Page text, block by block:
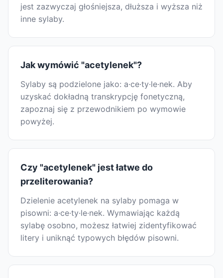
jest zazwyczaj głośniejsza, dłuższa i wyższa niż
inne sylaby.
Jak wymówić "acetylenek"?
Sylaby są podzielone jako: a·ce·ty·le·nek. Aby
uzyskać dokładną transkrypcję fonetyczną,
zapoznaj się z przewodnikiem po wymowie
powyżej.
Czy "acetylenek" jest łatwe do
przeliterowania?
Dzielenie acetylenek na sylaby pomaga w
pisowni: a·ce·ty·le·nek. Wymawiając każdą
sylabę osobno, możesz łatwiej zidentyfikować
litery i uniknąć typowych błędów pisowni.